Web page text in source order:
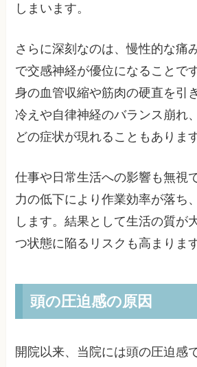
しまいます。
さらに深刻なのは、慢性的な痛
で交感神経が優位になることで
身の血管収縮や筋肉の硬直を引
冷えや自律神経のバランス崩れ
どの症状が現れることもあります
仕事や日常生活への影響も無視
力の低下により作業効率が落ち
します。結果として生活の質が
つ状態に陥るリスクも高まります
頭の圧迫感の原因
開院以来、当院には頭の圧迫感